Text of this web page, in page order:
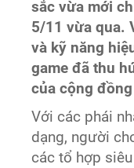
sắc vừa mới
5/11 vừa qua.
và kỹ năng
game đã thu
của cộng
Với các phái
dạng, người
các tổ hợp